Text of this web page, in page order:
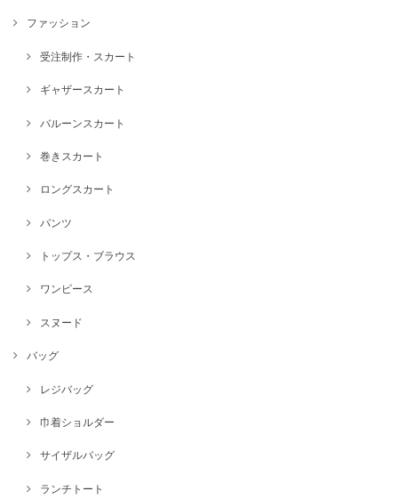
ファッション
受注制作・スカート
ギャザースカート
バルーンスカート
巻きスカート
ロングスカート
パンツ
トップス・ブラウス
ワンピース
スヌード
バッグ
レジバッグ
巾着ショルダー
サイザルバッグ
ランチトート